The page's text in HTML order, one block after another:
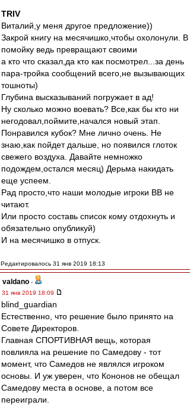
TRIV
Виталий,у меня другое предложение))
Закрой книгу на месячишко,чтобы охолонули. В
помойку ведь превращают своими
а кто что сказал,да кто как посмотрел...за день
пара-тройка сообщений всего,не вызывающих
тошноты)
Глубина высказываний погружает в ад!
Ну сколько можно воевать? Все,как бы кто ни
негодовал,поймите,начался новый этап.
Понравился кубок? Мне лично очень. Не
знаю,как пойдет дальше, но появился глоток
свежего воздуха. Давайте немножко
подождем,остался месяц) Дерьма накидать
еще успеем.
Рад просто,что наши молодые игроки ВВ не
читают.
Или просто составь список кому отдохнуть и
обязательно опубликуй)
И на месячишко в отпуск.
Редактировалось 31 янв 2019 18:13
valdano -
31 янв 2019 18:09
blind_guardian
Естественно, что решение было принято на
Совете Директоров.
Главная СПОРТИВНАЯ вещь, которая
повлияла на решение по Самедову - тот
момент, что Самедов не являлся игроком
основы. И уж уверен, что Кононов не обещал
Самедову места в основе, а потом все
переиграли.